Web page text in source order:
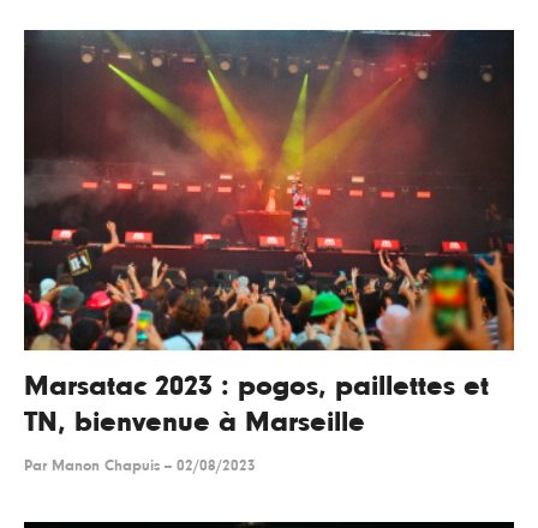
Marsatac 2023 : pogos, paillettes et
TN, bienvenue à Marseille
Par Manon Chapuis -- 02/08/2023